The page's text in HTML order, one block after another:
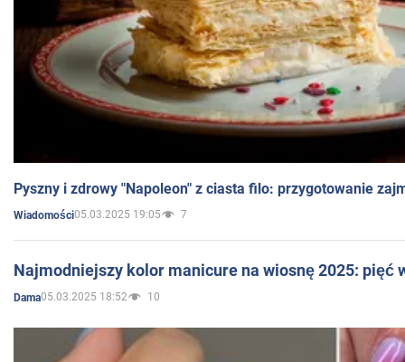
Pyszny i zdrowy "Napoleon" z ciasta filo: przygotowanie
Wiadomości05.03.2025 19:05 7
Najmodniejszy kolor manicure na wiosnę 2025: pięć
Dama05.03.2025 18:52 10